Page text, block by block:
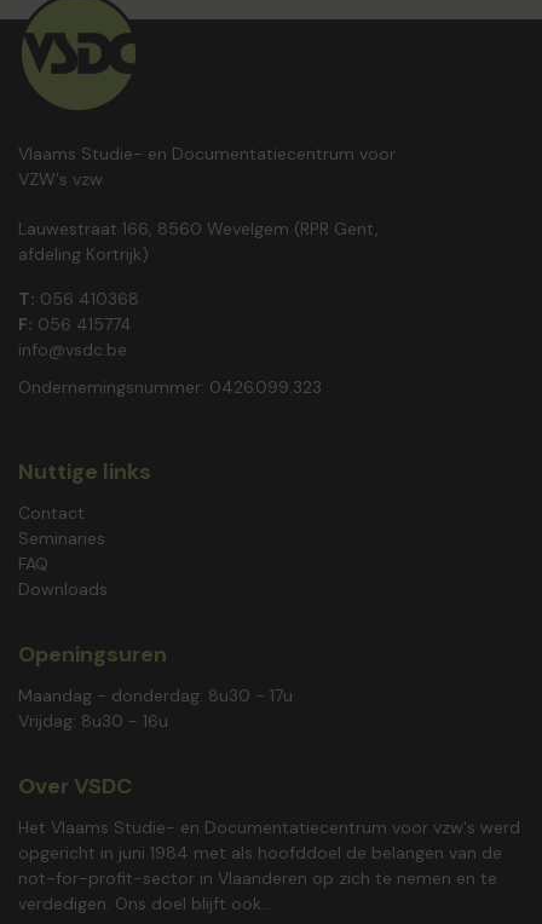
Vlaams Studie- en Documentatiecentrum voor
VZW's vzw
Lauwestraat 166, 8560 Wevelgem (RPR Gent,
afdeling Kortrijk)
T: 056 410368
F: 056 415774
info@vsdc.be
Ondernemingsnummer: 0426.099.323
Nuttige links
Contact
Seminaries
FAQ
Downloads
Openingsuren
Maandag - donderdag: 8u30 - 17u
Vrijdag: 8u30 - 16u
Over VSDC
Het Vlaams Studie- en Documentatiecentrum voor vzw's werd
opgericht in juni 1984 met als hoofddoel de belangen van de
not-for-profit-sector in Vlaanderen op zich te nemen en te
verdedigen. Ons doel blijft ook...